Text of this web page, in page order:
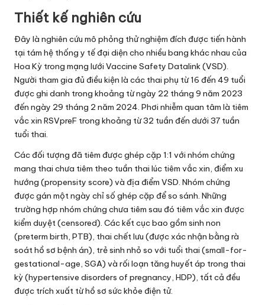
Thiết kế nghiên cứu
Đây là nghiên cứu mô phỏng thử nghiệm đích được tiến hành
tại tám hệ thống y tế đại diện cho nhiều bang khác nhau của
Hoa Kỳ trong mạng lưới Vaccine Safety Datalink (VSD).
Người tham gia đủ điều kiện là các thai phụ từ 16 đến 49 tuổi
được ghi danh trong khoảng từ ngày 22 tháng 9 năm 2023
đến ngày 29 tháng 2 năm 2024. Phơi nhiễm quan tâm là tiêm
vắc xin RSVpreF trong khoảng từ 32 tuần đến dưới 37 tuần
tuổi thai.
Các đối tượng đã tiêm được ghép cặp 1:1 với nhóm chứng
mang thai chưa tiêm theo tuần thai lúc tiêm vắc xin, điểm xu
hướng (propensity score) và địa điểm VSD. Nhóm chứng
được gán một ngày chỉ số ghép cặp để so sánh. Những
trường hợp nhóm chứng chưa tiêm sau đó tiêm vắc xin được
kiểm duyệt (censored). Các kết cục bao gồm sinh non
(preterm birth, PTB), thai chết lưu (được xác nhận bằng rà
soát hồ sơ bệnh án), trẻ sinh nhỏ so với tuổi thai (small-for-
gestational-age, SGA) và rối loạn tăng huyết áp trong thai
kỳ (hypertensive disorders of pregnancy, HDP), tất cả đều
được trích xuất từ hồ sơ sức khỏe điện tử.